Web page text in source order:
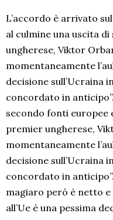
L’accordo è arrivato
al culmine una uscita
ungherese, Viktor
momentaneamente
decisione sull’Ucraina
concordato in
secondo fonti europee
premier ungherese,
momentaneamente
decisione sull’Ucraina
concordato in
magiaro però è netto e
all’Ue è una pessima